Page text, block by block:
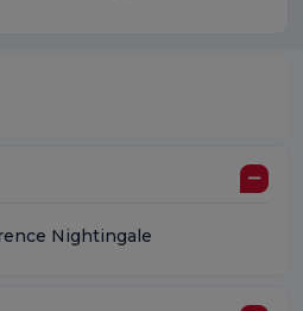
Nightingale